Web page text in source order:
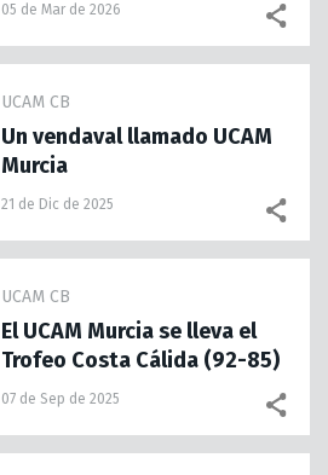
05 de Mar de 2026
UCAM CB
Un vendaval llamado UCAM
Murcia
21 de Dic de 2025
UCAM CB
El UCAM Murcia se lleva el
Trofeo Costa Cálida (92-85)
07 de Sep de 2025